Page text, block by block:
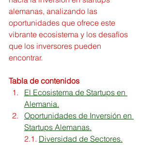
alemanas, analizando las
oportunidades que ofrece este
vibrante ecosistema y los desafíos
que los inversores pueden
encontrar.
Tabla de contenidos
El Ecosistema de Startups en
Alemania.
Oportunidades de Inversión en
Startups Alemanas.
2.1. Diversidad de Sectores.